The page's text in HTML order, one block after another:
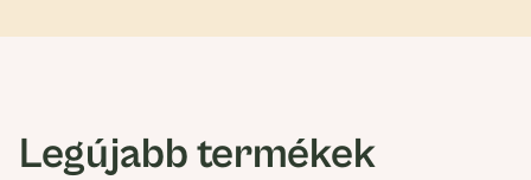
Legújabb termékek